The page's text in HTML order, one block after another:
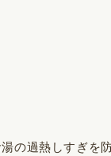
の過熱しすぎを防